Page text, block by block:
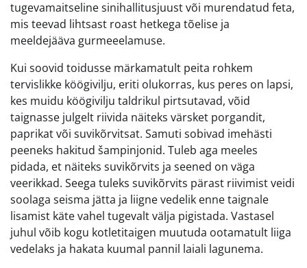
tugevamaitseline sinihallitusjuust või murendatud feta,
mis teevad lihtsast roast hetkega tõelise ja
meeldejääva gurmeeelamuse.
Kui soovid toidusse märkamatult peita rohkem
tervislikke köögivilju, eriti olukorras, kus peres on lapsi,
kes muidu köögivilju taldrikul pirtsutavad, võid
taignasse julgelt riivida näiteks värsket porgandit,
paprikat või suvikõrvitsat. Samuti sobivad imehästi
peeneks hakitud šampinjonid. Tuleb aga meeles
pidada, et näiteks suvikõrvits ja seened on väga
veerikkad. Seega tuleks suvikõrvits pärast riivimist veidi
soolaga seisma jätta ja liigne vedelik enne taignale
lisamist käte vahel tugevalt välja pigistada. Vastasel
juhul võib kogu kotletitaigen muutuda ootamatult liiga
vedelaks ja hakata kuumal pannil laiali lagunema.